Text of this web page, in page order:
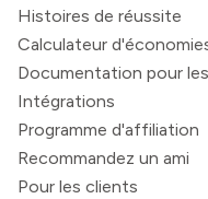
Histoires de réussite
Calculateur
Documentation pour
Intégrations
Programme d'affiliation
Recommandez un ami
Pour les clients